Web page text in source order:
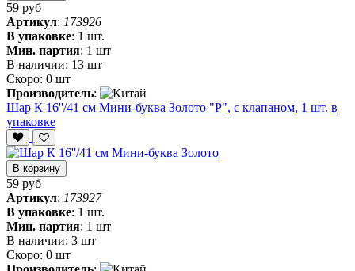
59 руб
Артикул: 173926
В упаковке: 1 шт.
Мин. партия: 1 шт
В наличии: 13 шт
Скоро: 0 шт
Производитель:
Шар К 16''/41 см Мини-буква Золото "Р", с клапаном, 1 шт. в
упаковке
В корзину
59 руб
Артикул: 173927
В упаковке: 1 шт.
Мин. партия: 1 шт
В наличии: 3 шт
Скоро: 0 шт